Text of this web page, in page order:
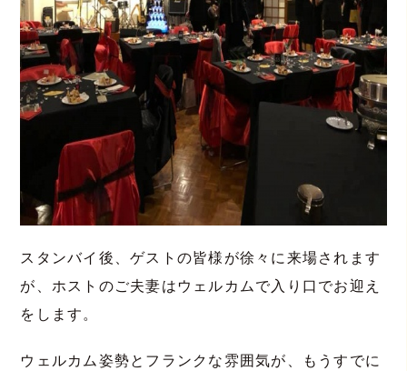
スタンバイ後、ゲストの皆様が徐々に来場されます
が、ホストのご夫妻はウェルカムで入り口でお迎え
をします。
ウェルカム姿勢とフランクな雰囲気が、もうすでに